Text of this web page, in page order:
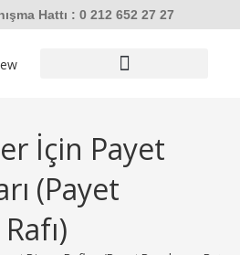
Hattı : 0 212 652 27 27
İçin Payet
(Payet